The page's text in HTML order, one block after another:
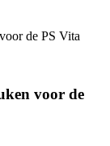
de PS Vita
voor de